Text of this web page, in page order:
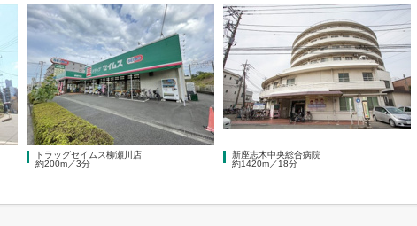
ドラッグセイムス柳瀬川店
約200m／3分
新座志木中央総合病院
約1420m／18分